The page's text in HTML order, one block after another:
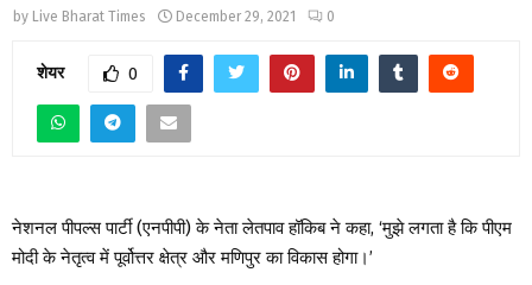
by Live Bharat Times December 29, 2021 0
शेयर 0
नेशनल पीपल्स पार्टी (एनपीपी) के नेता लेतपाव हॉकिब ने कहा, ‘मुझे लगता है कि पीएम
मोदी के नेतृत्व में पूर्वोत्तर क्षेत्र और मणिपुर का विकास होगा।’